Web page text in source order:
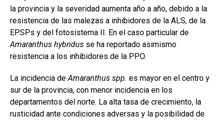
la provincia y la severidad aumenta año a año, debido a la
resistencia de las malezas a inhibidores de la ALS, de la
EPSPs y del fotosistema II. En el caso particular de
Amaranthus hybridus se ha reportado asimismo
resistencia a los inhibidores de la PPO.
La incidencia deAmaranthus spp. es mayor en el centro y
sur de la provincia, con menor incidencia en los
departamentos del norte. La alta tasa de crecimiento, la
rusticidad ante condiciones adversas y la posibilidad de